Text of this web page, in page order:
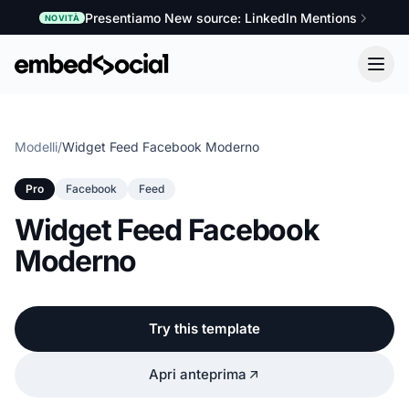
NOVITÀ Presentiamo New source: LinkedIn Mentions
Modelli/Widget Feed Facebook Moderno
Pro Facebook Feed
Widget Feed Facebook
Moderno
Try this template
Apri anteprima